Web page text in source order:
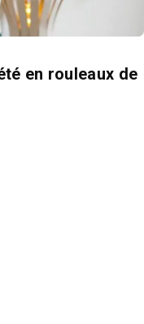
en rouleaux de